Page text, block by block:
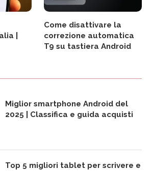
|
Come disattivare la
correzione automatica
T9 su tastiera Android
Miglior smartphone Android del
2025 | Classifica e guida acquisti
Top 5 migliori tablet per scrivere e